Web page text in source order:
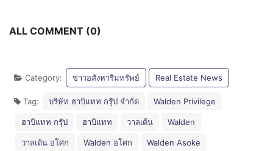
ALL COMMENT (0)
Category: ข่าวอสังหาริมทรัพย์ Real Estate News
Tag: บริษัท ฮาบิแทท กรุ๊ป จำกัด Walden Privilege
ฮาบิแทท กรุ๊ป ฮาบิแทท วาลเด้น Walden
วาลเด้น อโศก Walden อโศก Walden Asoke